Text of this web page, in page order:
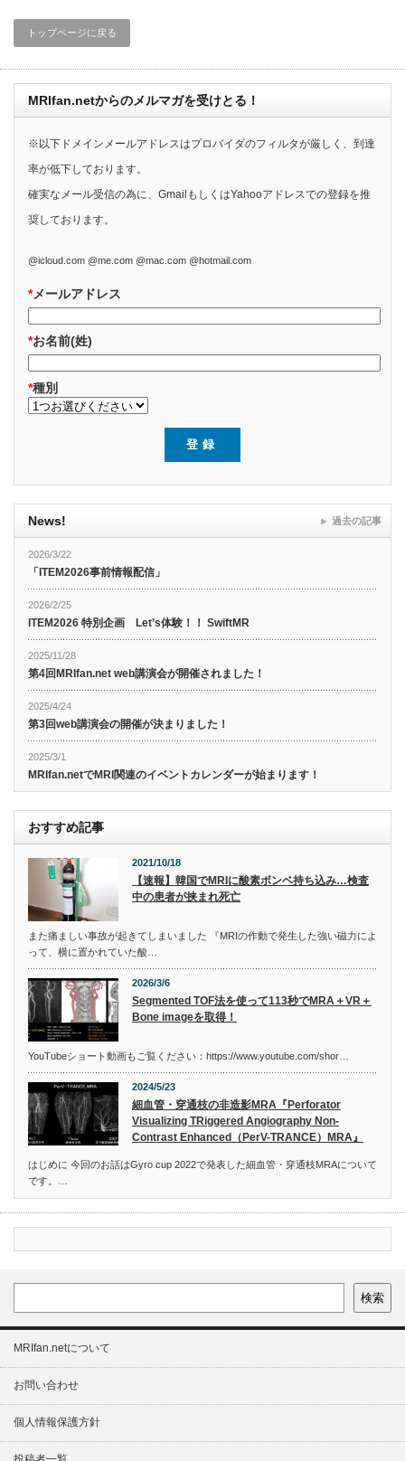
トップページに戻る
MRIfan.netからのメルマガを受けとる！
※以下ドメインメールアドレスはプロバイダのフィルタが厳しく、到達
率が低下しております。
確実なメール受信の為に、GmailもしくはYahooアドレスでの登録を推
奨しております。
@icloud.com @me.com @mac.com @hotmail.com
*メールアドレス
*お名前(姓)
*種別
News!
2026/3/22
「ITEM2026事前情報配信」
2026/2/25
ITEM2026 特別企画 Let’s体験！！ SwiftMR
2025/11/28
第4回MRIfan.net web講演会が開催されました！
2025/4/24
第3回web講演会の開催が決まりました！
2025/3/1
MRIfan.netでMRI関連のイベントカレンダーが始まります！
過去の記事
おすすめ記事
2021/10/18
【速報】韓国でMRIに酸素ボンベ持ち込み…検査
中の患者が挟まれ死亡
また痛ましい事故が起きてしまいました 『MRIの作動で発生した強い磁力によ
って、横に置かれていた酸…
2026/3/6
Segmented TOF法を使って113秒でMRA＋VR＋
Bone imageを取得！
YouTubeショート動画もご覧ください：https://www.youtube.com/shor…
2024/5/23
細血管・穿通枝の非造影MRA『Perforator
Visualizing TRiggered Angiography Non-
Contrast Enhanced（PerV-TRANCE）MRA』
はじめに 今回のお話はGyro cup 2022で発表した細血管・穿通枝MRAについて
です。…
検索
MRIfan.netについて
お問い合わせ
個人情報保護方針